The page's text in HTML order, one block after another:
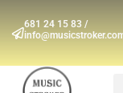
681 24 15 83 /